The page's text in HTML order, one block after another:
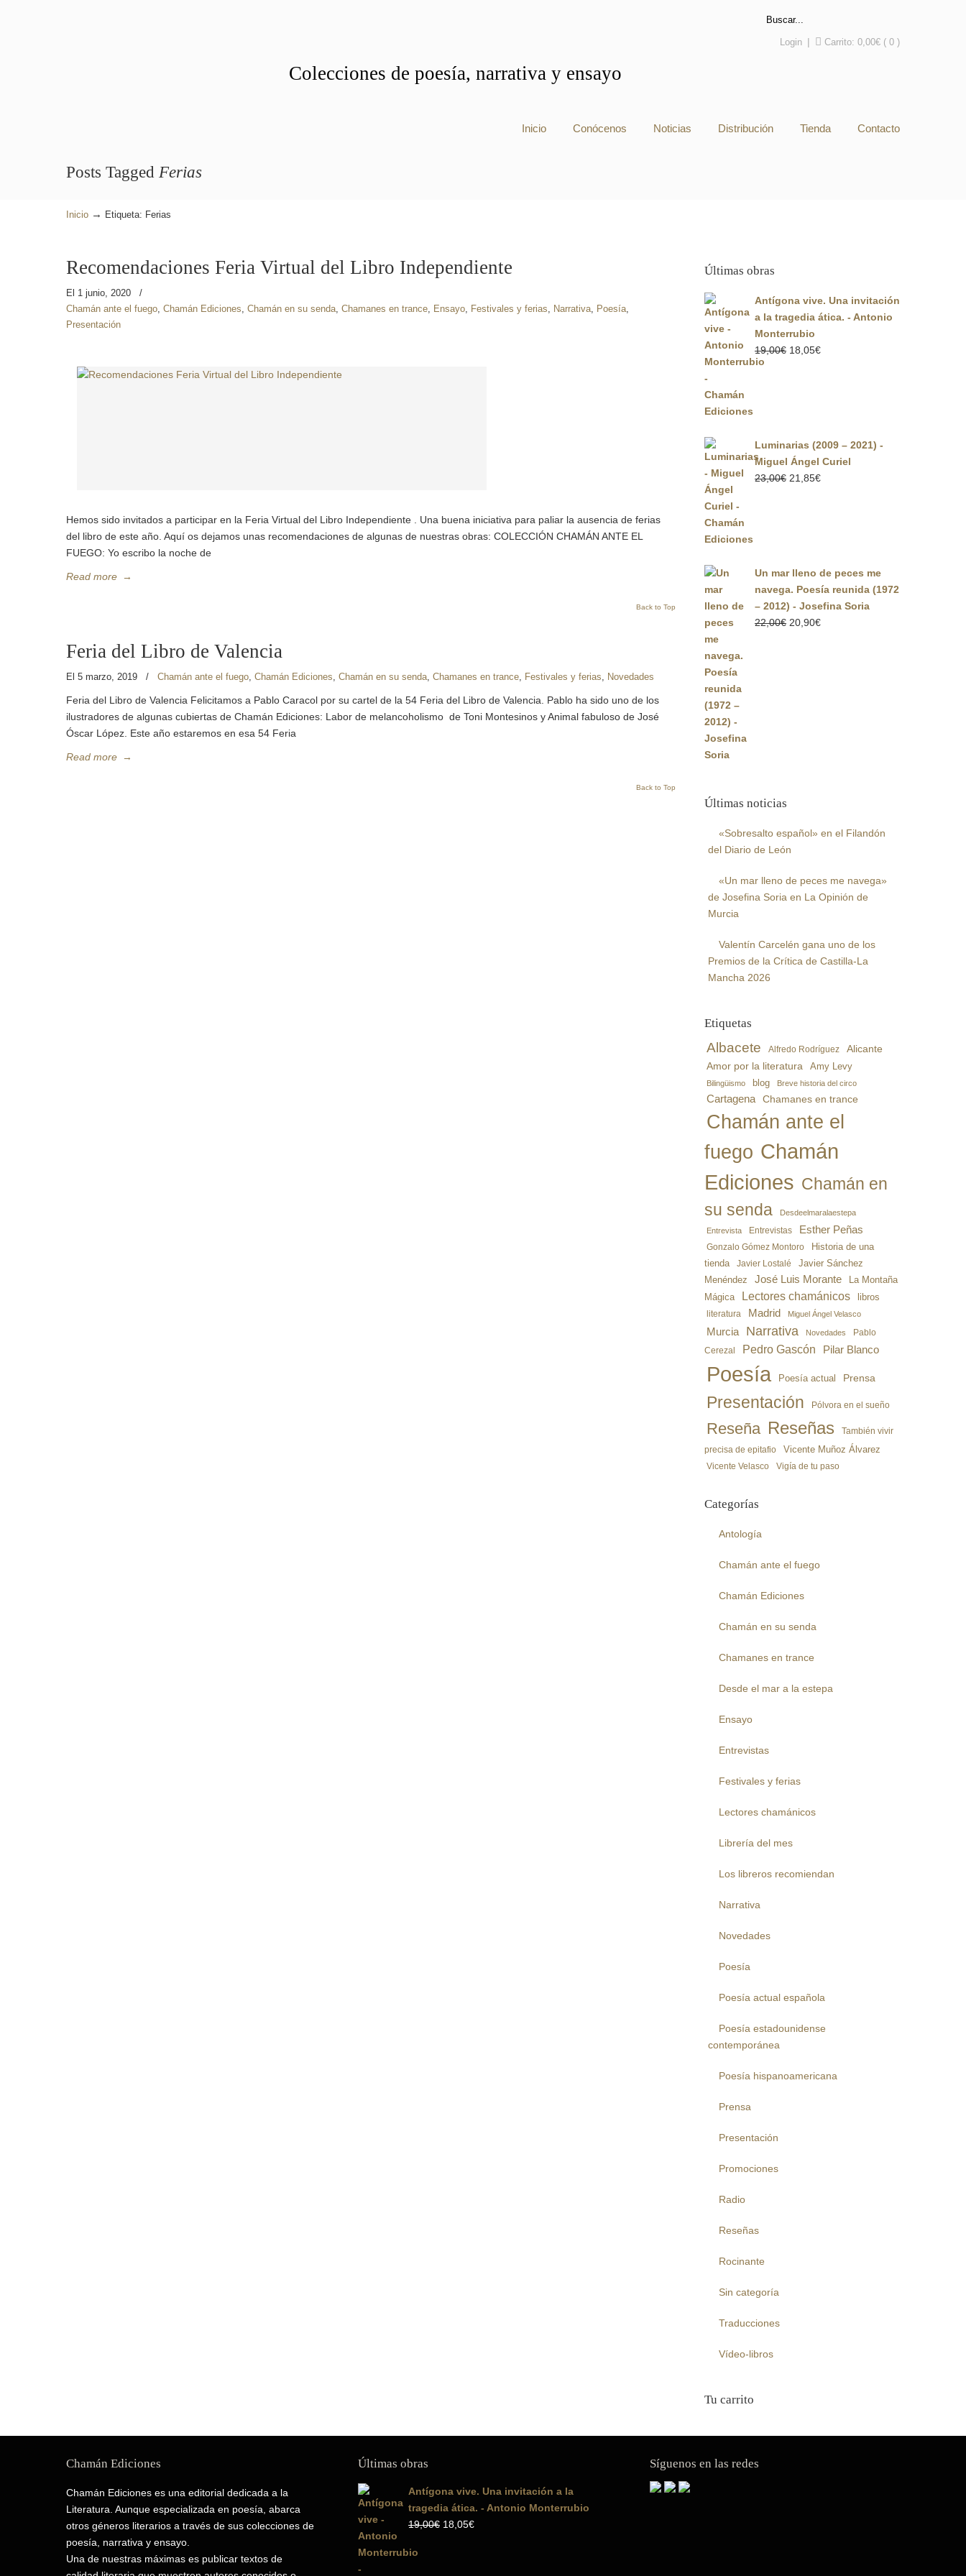
Colecciones de poesía, narrativa y ensayo
Login Carrito: 0,00€ ( 0 )
Inicio Conócenos Noticias Distribución Tienda Contacto
Posts Tagged Ferias
Inicio → Etiqueta: Ferias
Recomendaciones Feria Virtual del Libro Independiente
El 1 junio, 2020
/
Chamán ante el fuego, Chamán Ediciones, Chamán en su senda, Chamanes en trance, Ensayo, Festivales y ferias, Narrativa, Poesía,
Presentación
Hemos sido invitados a participar en la Feria Virtual del Libro Independiente . Una buena iniciativa para paliar la ausencia de ferias
del libro de este año. Aquí os dejamos unas recomendaciones de algunas de nuestras obras: COLECCIÓN CHAMÁN ANTE EL
FUEGO: Yo escribo la noche de
Read more →
Back to Top
Feria del Libro de Valencia
El 5 marzo, 2019 / Chamán ante el fuego, Chamán Ediciones, Chamán en su senda, Chamanes en trance, Festivales y ferias, Novedades
Feria del Libro de Valencia Felicitamos a Pablo Caracol por su cartel de la 54 Feria del Libro de Valencia. Pablo ha sido uno de los
ilustradores de algunas cubiertas de Chamán Ediciones: Labor de melancoholismo de Toni Montesinos y Animal fabuloso de José
Óscar López. Este año estaremos en esa 54 Feria
Read more →
Back to Top
Últimas obras
Antígona vive. Una invitación
a la tragedia ática. - Antonio
Monterrubio
19,00€ El
18,05€El
Luminarias (2009 – 2021) -
Miguel Ángel Curiel
23,00€ El
21,85€El
Un mar lleno de peces me
navega. Poesía reunida (1972
– 2012) - Josefina Soria
22,00€ El
20,90€El
Últimas noticias
«Sobresalto español» en el Filandón
del Diario de León
«Un mar lleno de peces me navega»
de Josefina Soria en La Opinión de
Murcia
Valentín Carcelén gana uno de los
Premios de la Crítica de Castilla-La
Mancha 2026
Etiquetas
Albacete Alfredo Rodríguez
Alicante
Amor por la literatura
Amy Levy
Bilingüismo blog Breve historia del circo
Cartagena Chamanes en trance
Chamán ante el
fuego Chamán
Ediciones Chamán en
su senda
Desdeelmaralaestepa
Entrevista Entrevistas Esther Peñas
Gonzalo Gómez Montoro
Historia de una
tienda
Javier Lostalé
Javier Sánchez
Menéndez
José Luis Morante
La Montaña
Mágica
Lectores chamánicos libros
literatura Madrid Miguel Ángel Velasco
Murcia Narrativa Novedades
Pablo
Cerezal
Pedro Gascón Pilar Blanco
Poesía Poesía actual Prensa
Presentación Pólvora en el sueño
Reseña Reseñas
También vivir
precisa de epitafio
Vicente Muñoz Álvarez
Vicente Velasco
Vigía de tu paso
Categorías
Antología
Chamán ante el fuego
Chamán Ediciones
Chamán en su senda
Chamanes en trance
Desde el mar a la estepa
Ensayo
Entrevistas
Festivales y ferias
Lectores chamánicos
Librería del mes
Los libreros recomiendan
Narrativa
Novedades
Poesía
Poesía actual española
Poesía estadounidense
contemporánea
Poesía hispanoamericana
Prensa
Presentación
Promociones
Radio
Reseñas
Rocinante
Sin categoría
Traducciones
Vídeo-libros
Tu carrito
Chamán Ediciones
Chamán Ediciones es una editorial dedicada a la
Literatura. Aunque especializada en poesía, abarca
otros géneros literarios a través de sus colecciones de
poesía, narrativa y ensayo.
Una de nuestras máximas es publicar textos de
Últimas obras
Antígona vive. Una invitación a la
tragedia ática. - Antonio Monterrubio
19,00€ El
18,05€El
Síguenos en las redes